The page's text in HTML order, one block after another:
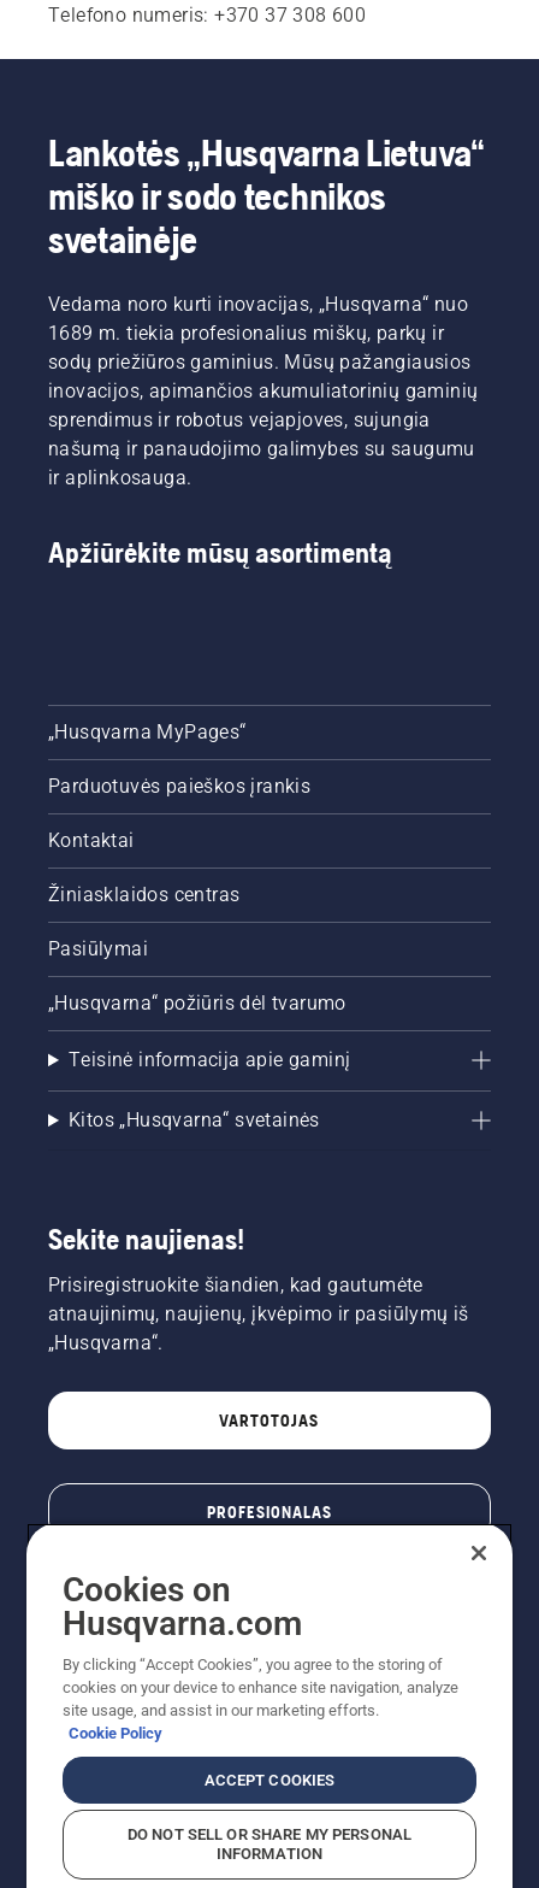
Telefono numeris: +370 37 308 600
Lankotės „Husqvarna Lietuva“
miško ir sodo technikos
svetainėje
Vedama noro kurti inovacijas, „Husqvarna“ nuo
1689 m. tiekia profesionalius miškų, parkų ir
sodų priežiūros gaminius. Mūsų pažangiausios
inovacijos, apimančios akumuliatorinių gaminių
sprendimus ir robotus vejapjoves, sujungia
našumą ir panaudojimo galimybes su saugumu
ir aplinkosauga.
Apžiūrėkite mūsų asortimentą
„Husqvarna MyPages“
Parduotuvės paieškos įrankis
Kontaktai
Žiniasklaidos centras
Pasiūlymai
„Husqvarna“ požiūris dėl tvarumo
Teisinė informacija apie gaminį
Kitos „Husqvarna“ svetainės
Sekite naujienas!
Prisiregistruokite šiandien, kad gautumėte
atnaujinimų, naujienų, įkvėpimo ir pasiūlymų iš
„Husqvarna“.
VARTOTOJAS
PROFESIONALAS
© „Husqvarna AB“ (leid). Visos teisės priklauso autoriui.
Nurodoma rekomenduojama mažmeninė kaina (RMK),
įskaitant PVM. RMK yra kaina, už kurią gamintojas
rekomenduoja pardavėjui parduoti prekę. UAB
"Husqvarna Lietuva" prekių vartotojams neparduoda,
Cookies on
Husqvarna.com
By clicking “Accept Cookies”, you agree to the storing of
cookies on your device to enhance site navigation, analyze
site usage, and assist in our marketing efforts.
Cookie Policy
ACCEPT COOKIES
DO NOT SELL OR SHARE MY PERSONAL
INFORMATION